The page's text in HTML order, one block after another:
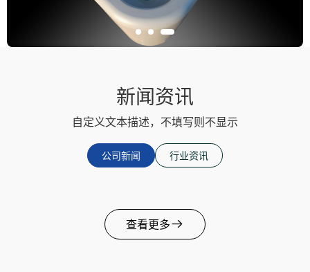
新闻资讯
自定义文本描述，不填写则不显示
公司新闻 行业资讯
查看更多